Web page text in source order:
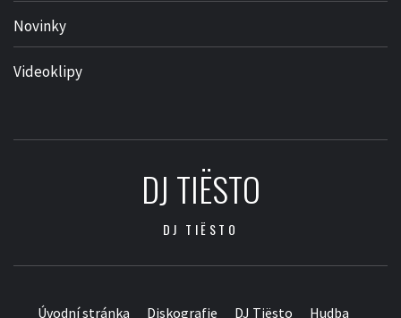
Novinky
Videoklipy
DJ TIËSTO
DJ TIËSTO
Úvodní stránka Diskografie DJ Tiësto Hudba